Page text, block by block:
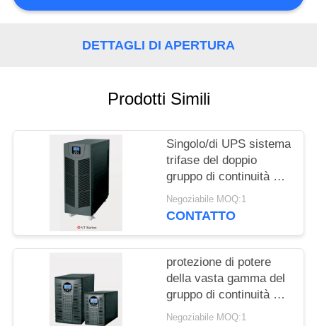
COMPANY
DETTAGLI DI APERTURA
Prodotti Simili
Singolo/di UPS sistema
trifase del doppio
gruppo di continuità di
conversione
Negoziabile MOQ:1
CONTATTO
protezione di potere
della vasta gamma del
gruppo di continuità di
1KVA 2KVA 3KVA
Negoziabile MOQ:1